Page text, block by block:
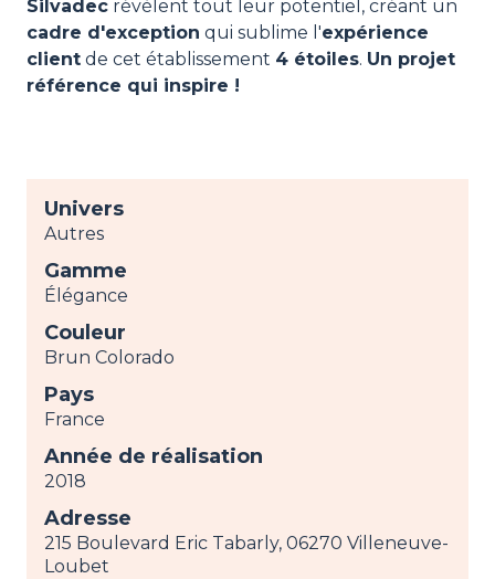
Silvadec révèlent tout leur potentiel, créant un
cadre d'exception qui sublime l'expérience
client de cet établissement 4 étoiles. Un projet
référence qui inspire !
Univers
Autres
Gamme
Élégance
Couleur
Brun Colorado
Pays
France
Année de réalisation
2018
Adresse
215 Boulevard Eric Tabarly, 06270 Villeneuve-
Loubet